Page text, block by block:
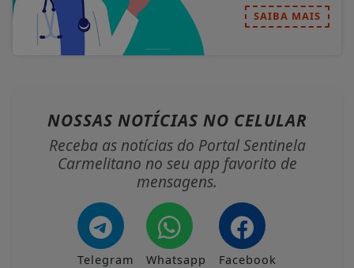
SAIBA MAIS
NOSSAS NOTÍCIAS NO CELULAR
Receba as notícias do Portal Sentinela
Carmelitano no seu app favorito de
mensagens.
Telegram Whatsapp Facebook